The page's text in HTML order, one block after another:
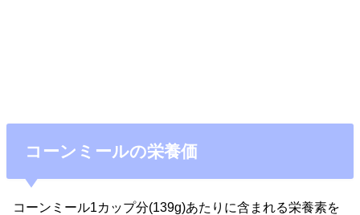
コーンミールの栄養価
コーンミール1カップ分(139g)あたりに含まれる栄養素を